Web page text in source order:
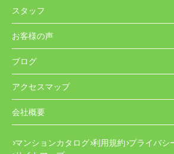
スタッフ
お客様の声
ブログ
アクセスマップ
会社概要
マンションカタログ 利用規約 プライバシ